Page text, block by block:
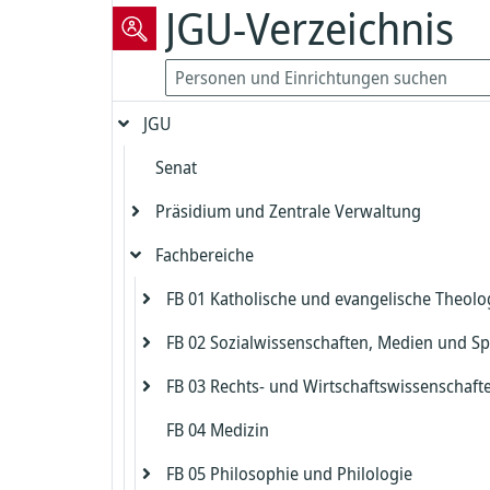
JGU-Verzeichnis
JGU
Senat
Präsidium und Zentrale Verwaltung
Präsident
Präsidialbereich
Gleichstellung und Diversität
Biologische Sicherheit und
Beauftragter für die Biologische
Strahlenschutz
Vizepräsident für Forschung und
Fachbereiche
FB 01 Katholische und evangelische
Evangelische Theologie
Dekanat Evangelische Theologie
Studienbüro und Prüfungsamt
Katholische Theologie
Dekanat Katholische Theologie
Abteilung Sprachen
Studienbüro und Prüfungsamt
FB 02 Sozialwissenschaften, Medien und
Dekanat FB 02
Zentrales Prüfungsamt FB 02
Institut für Erziehungswissenschaft
FB 03 Rechts- und
Dekanat FB 03
Studienbüro FB 03
FB 04 Medizin
FB 05 Philosophie und Philologie